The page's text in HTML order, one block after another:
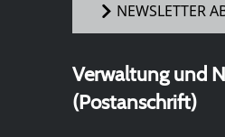
NEWSLETTER
Verwaltung und
(Postanschrift)